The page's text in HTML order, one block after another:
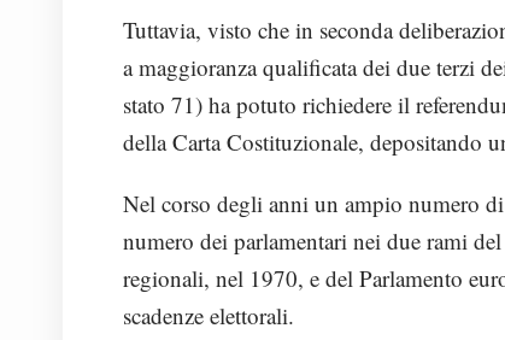
Tuttavia, visto che in seconda
a maggioranza qualificata dei due terzi
stato 71) ha potuto richiedere il
della Carta Costituzionale, depositando
Nel corso degli anni un ampio numero
numero dei parlamentari nei due rami
regionali, nel 1970, e del Parlamento
scadenze elettorali.